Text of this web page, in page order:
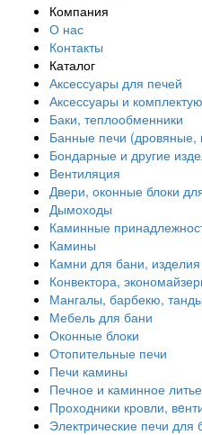
Компания
О нас
Контакты
Каталог
Аксессуары для печей
Аксессуары и
Баки, теплообменники
Банные печи (дровяные,
Бондарные и другие
Вентиляция
Двери, оконные блоки
Дымоходы
Каминные
Камины
Камни для бани,
Конвектора,
Мангалы, барбекю,
Мебель для бани
Оконные блоки
Отопительные печи
Печи камины
Печное и каминное литье
Проходники кровли,
Электрические печи для